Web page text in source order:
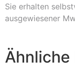
Sie erhalten
ausgewiesener
Ähnliche